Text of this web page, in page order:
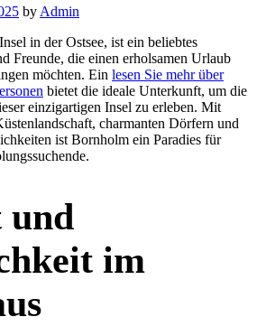
by Admin
in der Ostsee, ist ein beliebtes
Freunde, die einen erholsamen Urlaub
möchten. Ein lesen Sie mehr über
bietet die ideale Unterkunft, um die
einzigartigen Insel zu erleben. Mit
charmanten Dörfern und
ist Bornholm ein Paradies für
im